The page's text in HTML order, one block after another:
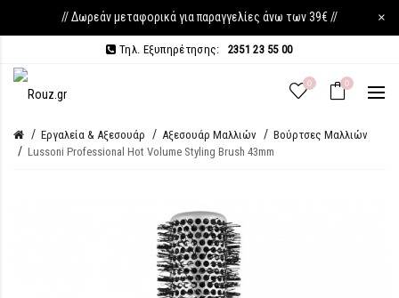
// Δωρεάν μεταφορικά για παραγγελίες άνω των 39€ // ×
Τηλ. Εξυπηρέτησης: 2351 23 55 00
0 0
Εργαλεία & Αξεσουάρ Αξεσουάρ Μαλλιών
Βούρτσες Μαλλιών
Lussoni Professional Hot Volume Styling Brush 43mm